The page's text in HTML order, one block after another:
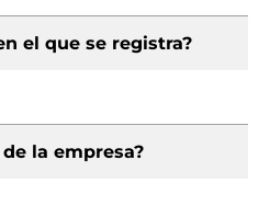
el que se registra?
la empresa?